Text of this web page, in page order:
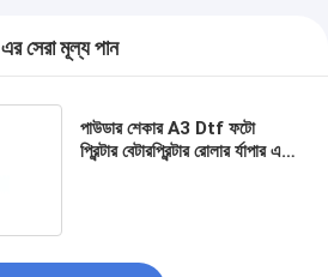
এর সেরা মূল্য পান
পাউডার শেকার A3 Dtf ফটো
প্রিন্টার বেটারপ্রিন্টার রোলার র্যাপার এবং